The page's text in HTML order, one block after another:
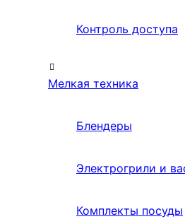
Контроль доступа
Мелкая техника
Блендеры
Электрогрили и
Комплекты посуды